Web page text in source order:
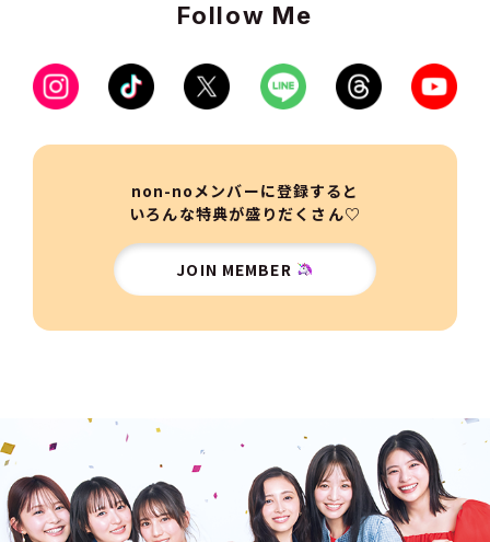
Follow Me
non-noメンバーに登録すると
いろんな特典が盛りだくさん♡
JOIN MEMBER